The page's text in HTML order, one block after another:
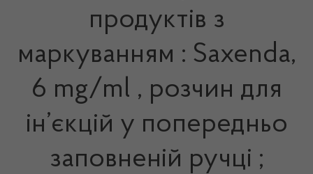
продуктів з
маркуванням : Saxenda,
6 mg/ml , розчин для
ін’єкцій у попередньо
заповненій ручці ;